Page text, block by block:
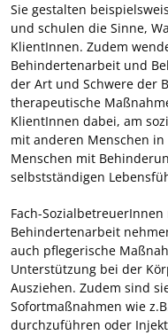
Sie gestalten
und schulen die Sinne,
KlientInnen. Zudem
Behindertenarbeit und
der Art und Schwere der
therapeutische
KlientInnen dabei, am
mit anderen Menschen
Menschen mit
selbstständigen
Fach-
Behindertenarbeit
auch pflegerische
Unterstützung bei der
Ausziehen. Zudem sind
Sofortmaßnahmen wie
durchzuführen oder